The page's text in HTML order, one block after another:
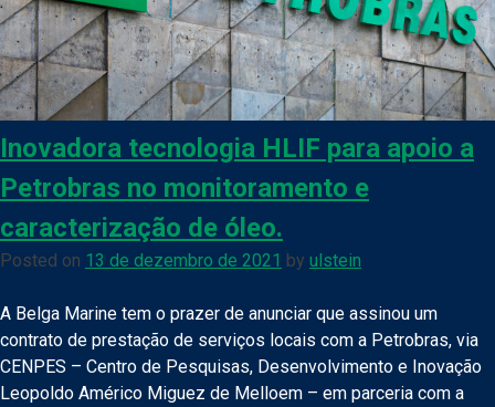
Inovadora tecnologia HLIF para apoio a
Petrobras no monitoramento e
caracterização de óleo.
Posted on 13 de dezembro de 2021 by ulstein
A Belga Marine tem o prazer de anunciar que assinou um
contrato de prestação de serviços locais com a Petrobras, via
CENPES – Centro de Pesquisas, Desenvolvimento e Inovação
Leopoldo Américo Miguez de Melloem – em parceria com a